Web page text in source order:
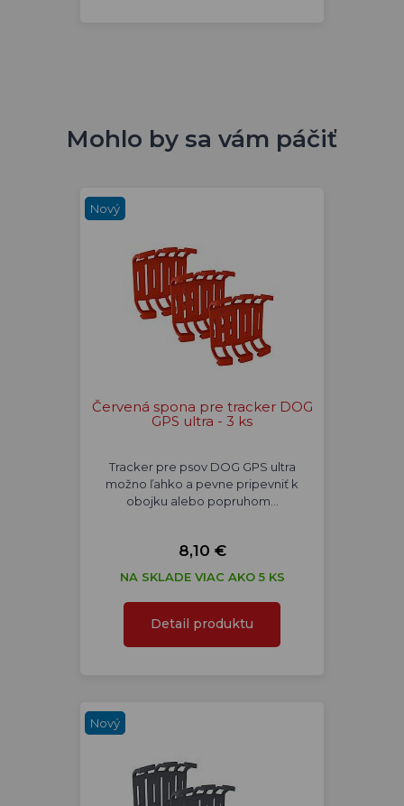
Mohlo by sa vám páčiť
Nový
Červená spona pre tracker DOG
GPS ultra - 3 ks
Tracker pre psov DOG GPS ultra
možno ľahko a pevne pripevniť k
obojku alebo popruhom…
8,10 €
NA SKLADE VIAC AKO 5 KS
Detail produktu
Nový